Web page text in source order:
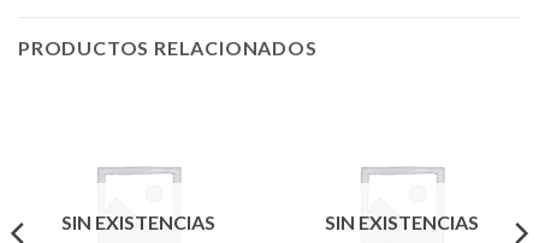
PRODUCTOS RELACIONADOS
SIN EXISTENCIAS SIN EXISTENCIAS